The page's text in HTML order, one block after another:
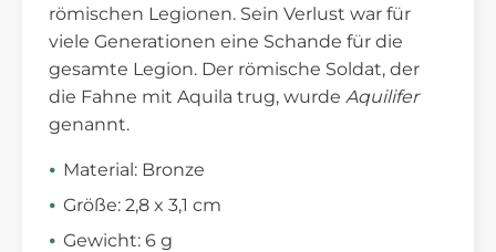
römischen Legionen. Sein Verlust war für
viele Generationen eine Schande für die
gesamte Legion. Der römische Soldat, der
die Fahne mit Aquila trug, wurde Aquilifer
genannt.
Material: Bronze
Größe: 2,8 x 3,1 cm
Gewicht: 6 g